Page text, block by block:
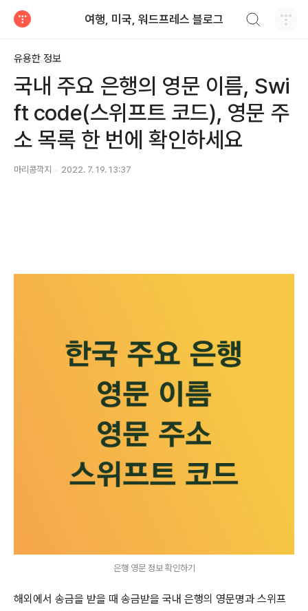
여행, 미국, 워드프레스 블로그
유용한 정보
국내 주요 은행의 영문 이름, Swi
ft code(스위프트 코드), 영문 주
소 목록 한 번에 확인하세요
마리콩깍지 2022. 7. 19. 13:37
은행 영문 정보 확인하기
해외에서 송금을 받을 때 송금받을 국내 은행의 영문명과 스위프